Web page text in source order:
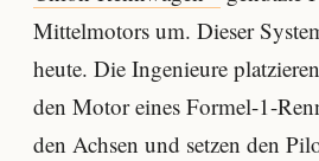
Mittelmotors um. Dieser
heute. Die Ingenieure
den Motor eines Formel-1-
den Achsen und setzen den